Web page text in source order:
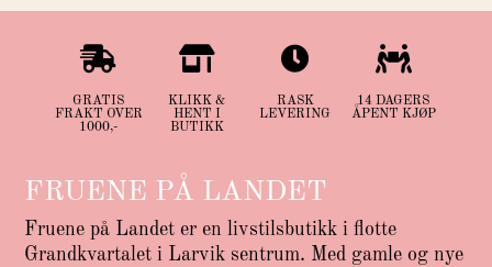

GRATIS
FRAKT OVER
1000,-

KLIKK &
HENT I
BUTIKK

RASK
LEVERING

14 DAGERS
ÅPENT KJØP
FRUENE PÅ LANDET
Fruene på Landet er en livstilsbutikk i flotte
Grandkvartalet i Larvik sentrum. Med gamle og nye